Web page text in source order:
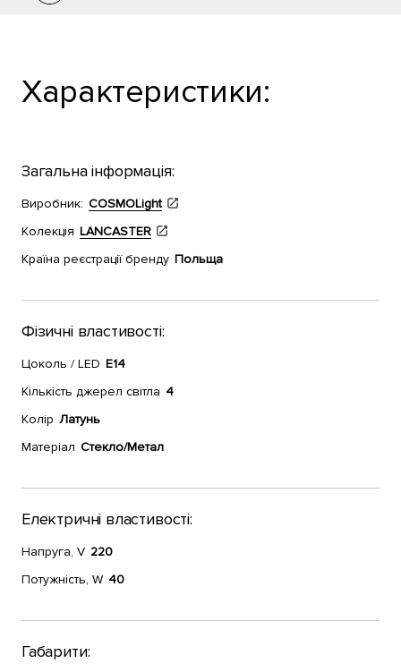
Характеристики:
Загальна інформація:
Виробник: COSMOLight
Колекція LANCASTER
Країна реєстрації бренду Польща
Фізичні властивості:
Цоколь / LED E14
Кількість джерел світла 4
Колір Латунь
Матеріал Стекло/Метал
Електричні властивості:
Напруга, V 220
Потужність, W 40
Габарити: